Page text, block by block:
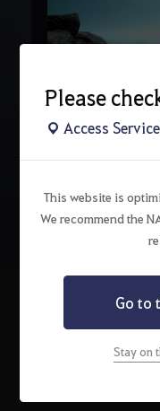
Please
Access
This website is
We recommend the
Go to
Stay on
펄어비스 서비스 이용약관